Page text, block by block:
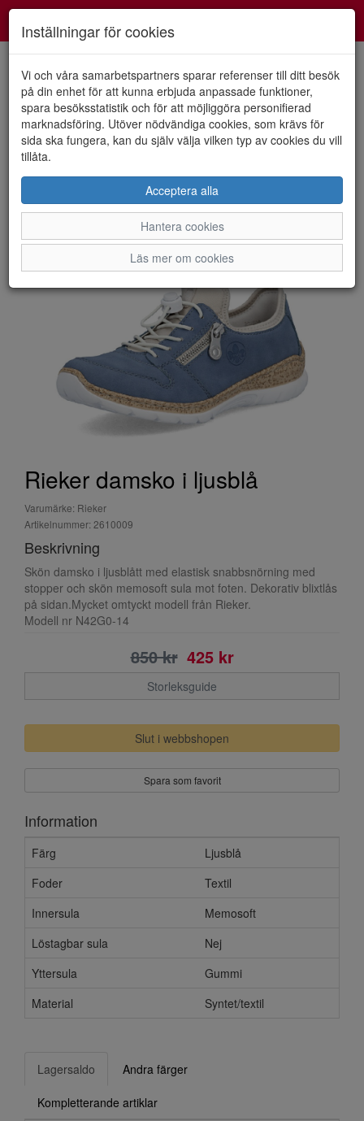
HEM RIEKER
Rieker damsko i ljusblå
Varumärke: Rieker
Artikelnummer: 2610009
Beskrivning
Skön damsko i ljusblått med elastisk snabbsnörning med
stopper och skön memosoft sula mot foten. Dekorativ blixtlås
på sidan.Mycket omtyckt modell från Rieker.
Modell nr N42G0-14
850 kr 425 kr
Storleksguide
Slut i webbshopen
Spara som favorit
Information
Färg
Ljusblå
Foder
Textil
Innersula
Memosoft
Löstagbar sula
Nej
Yttersula
Gummi
Material
Syntet/textil
Lagersaldo Andra färger
Kompletterande artiklar
Inställningar för cookies
Vi och våra samarbetspartners sparar referenser till ditt besök
på din enhet för att kunna erbjuda anpassade funktioner,
spara besöksstatistik och för att möjliggöra personifierad
marknadsföring. Utöver nödvändiga cookies, som krävs för
sida ska fungera, kan du själv välja vilken typ av cookies du vill
tillåta.
Acceptera alla
Hantera cookies
Läs mer om cookies